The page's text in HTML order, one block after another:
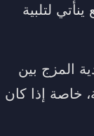
لتلبية
المزج بين
خاصة إذا كان